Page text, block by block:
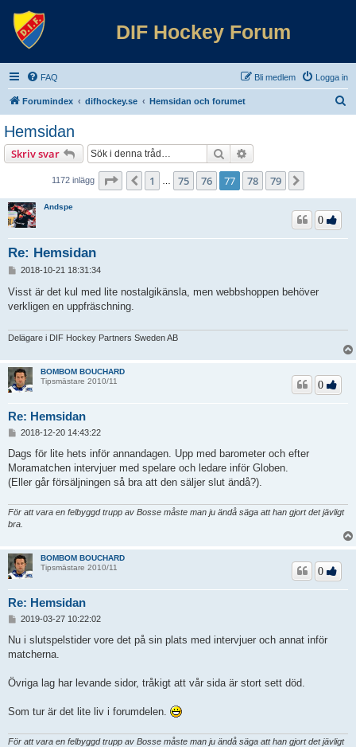
DIF Hockey Forum
FAQ Logga in
Bli medlem
Forumindex difhockey.se Hemsidan och forumet
Hemsidan
Skriv svar Sök
1172 inlägg Sida 77 av 79
Föregående
1 75 76 77 78 79
Andspe
Re: Hemsidan
0
l
g
2018-10-21 18:31:34
Visst är det kul med lite nostalgikänsla, men webbshoppen behöver
verkligen en uppfräschning.
Delägare i DIF Hockey Partners Sweden AB
BOMBOM BOUCHARD
Tipsmästare 2010/11
Re: Hemsidan
0
l
ä
g
g
2018-12-20 14:43:22
Dags för lite hets inför annandagen. Upp med barometer och efter
Moramatchen intervjuer med spelare och ledare inför Globen.
(Eller går försäljningen så bra att den säljer slut ändå?).
För att vara en felbyggd trupp av Bosse måste man ju ändå säga att han gjort det jävligt
bra.
BOMBOM BOUCHARD
Tipsmästare 2010/11
Re: Hemsidan
0
g
2019-03-27 10:22:02
Nu i slutspelstider vore det på sin plats med intervjuer och annat inför
matcherna.
Övriga lag har levande sidor, tråkigt att vår sida är stort sett död.
Som tur är det lite liv i forumdelen.
För att vara en felbyggd trupp av Bosse måste man ju ändå säga att han gjort det jävligt